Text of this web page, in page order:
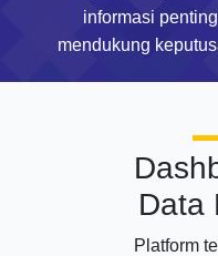
informasi
mendukung
Data
Platform